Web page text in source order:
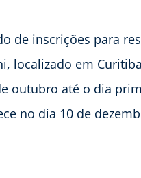
de inscrições para
localizado em
outubro até o dia
no dia 10 de